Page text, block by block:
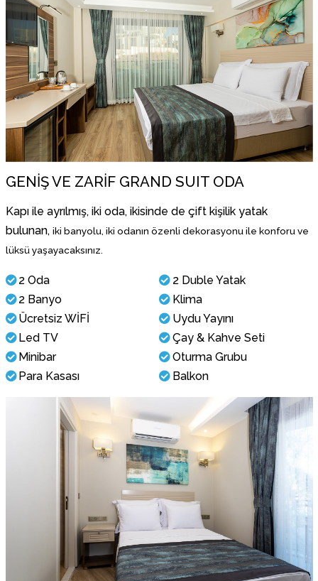
GENİŞ VE ZARİF GRAND SUIT ODA
Kapı ile ayrılmış, iki oda, ikisinde de çift kişilik yatak
bulunan, iki banyolu, iki odanın özenli dekorasyonu ile konforu ve
lüksüyaşayacaksınız.
2 Oda
2 Duble Yatak
2 Banyo
Klima
Ücretsiz WİFİ
Uydu Yayını
Led TV
Çay & Kahve Seti
Minibar
Oturma Grubu
Para Kasası
Balkon